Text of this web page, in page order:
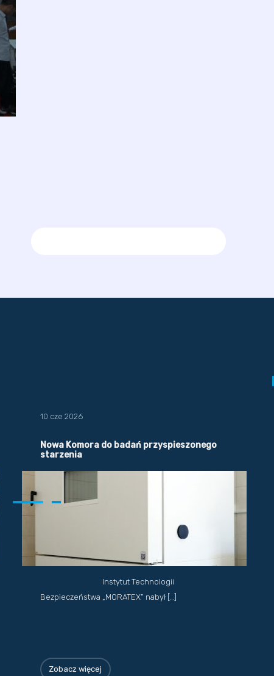
10 cze 2026
Nowa Komora do badań przyspieszonego
starzenia
Instytut Technologii
Bezpieczeństwa „MORATEX” nabył […]
Zobacz więcej